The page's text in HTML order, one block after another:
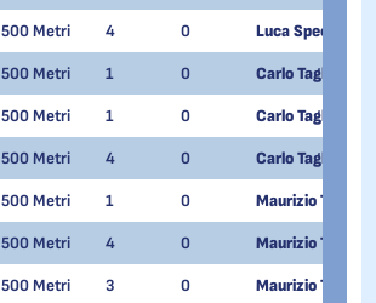
500 Metri 4 0 Luca
500 Metri 1 0 Carlo Tagliabue
500 Metri 1 0 Carlo Tagliabue
500 Metri 4 0 Carlo Tagliabue
500 Metri 1 0 Maurizio Tunno
500 Metri 4 0 Maurizio Tunno
500 Metri 3 0 Maurizio Tunno